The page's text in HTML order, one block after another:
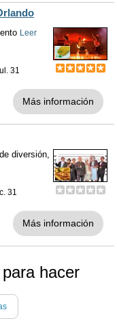
Leer
31
Más información
diversión,
31
Más información
hacer